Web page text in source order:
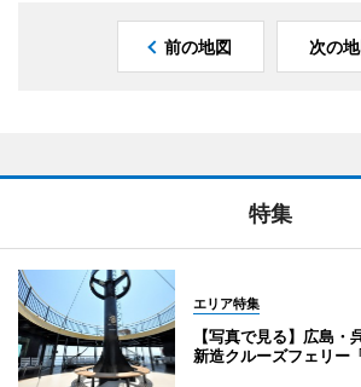
前の地図 次の
特集
エリア特集
【写真で見る】広島
新造クルーズフェリー